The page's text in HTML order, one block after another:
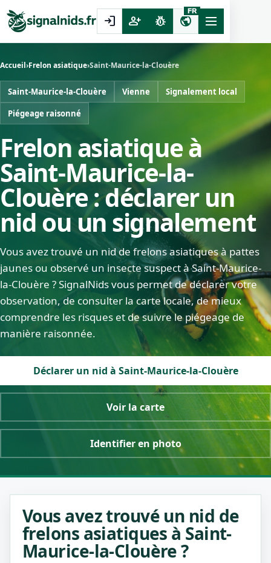
login person_add pest_control public
FR
Accueil›Frelon asiatique›Saint-Maurice-la-Clouère
Saint-Maurice-la-Clouère Vienne
Signalement local
Piégeage raisonné
Frelon asiatique à
Saint-Maurice-la-
Clouère : déclarer un
nid ou un signalement
Vous avez trouvé un nid de frelons asiatiques à pattes
jaunes ou observé un insecte suspect à Saint-Maurice-
la-Clouère ? SignalNids vous permet de déclarer votre
observation, de consulter la carte locale, de mieux
comprendre les risques et de suivre le piégeage de
manière raisonnée.
Déclarer un nid à Saint-Maurice-la-Clouère
Voir la carte
Identifier en photo
Vous avez trouvé un nid de
frelons asiatiques à Saint-
Maurice-la-Clouère ?